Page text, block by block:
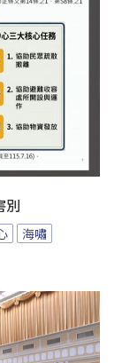
別
海嘯